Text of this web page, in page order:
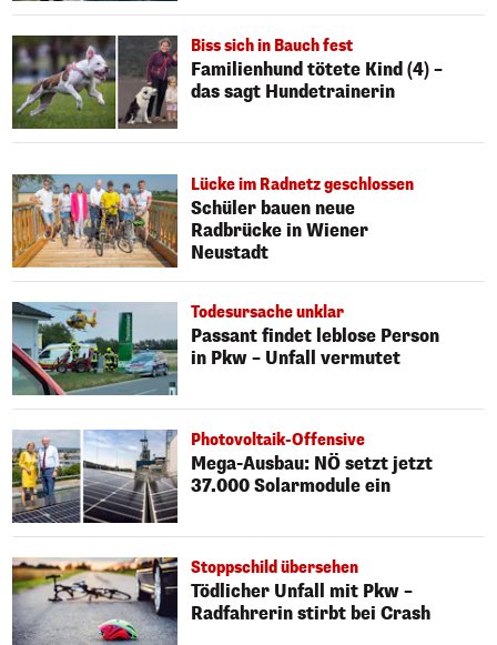
Biss sich in Bauch fest
Familienhund tötete Kind (4) –
das sagt Hundetrainerin
Lücke im Radnetz geschlossen
Schüler bauen neue
Radbrücke in Wiener
Neustadt
Todesursache unklar
Passant findet leblose Person
in Pkw – Unfall vermutet
Photovoltaik-Offensive
Mega-Ausbau: NÖ setzt jetzt
37.000 Solarmodule ein
Stoppschild übersehen
Tödlicher Unfall mit Pkw –
Radfahrerin stirbt bei Crash